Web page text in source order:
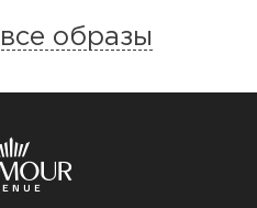
все образы